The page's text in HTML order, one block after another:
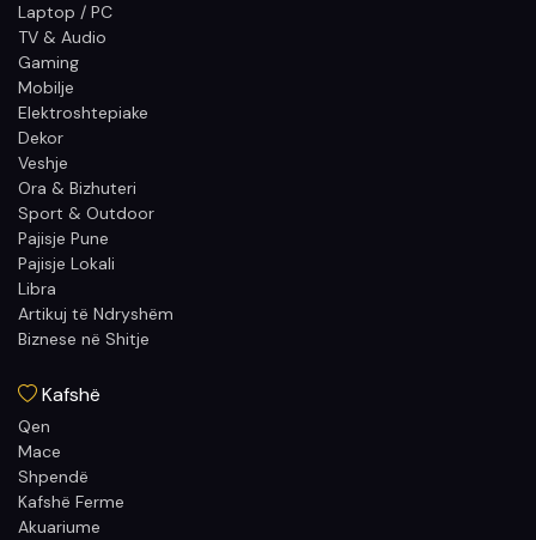
Laptop / PC
TV & Audio
Gaming
Mobilje
Elektroshtepiake
Dekor
Veshje
Ora & Bizhuteri
Sport & Outdoor
Pajisje Pune
Pajisje Lokali
Libra
Artikuj të Ndryshëm
Biznese në Shitje
Kafshë
Qen
Mace
Shpendë
Kafshë Ferme
Akuariume